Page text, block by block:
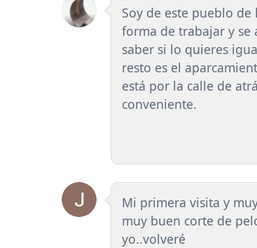
Soy de este pueblo
forma de trabajar y se
saber si lo quieres
resto es el
está por la calle de
conveniente.
Mi primera visita y
muy buen corte de
yo..volveré